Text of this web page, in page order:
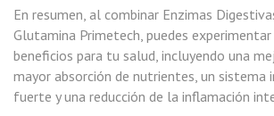
En resumen, al combinar Enzimas
Glutamina Primetech, puedes experimentar
beneficios para tu salud, incluyendo una
mayor absorción de nutrientes, un sistema
fuerte y una reducción de la inflamación